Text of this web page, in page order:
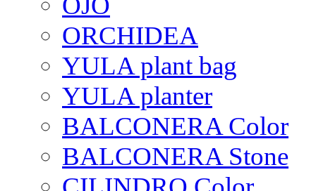
ORCHIDEA
YULA plant bag
YULA planter
BALCONERA Color
BALCONERA Stone